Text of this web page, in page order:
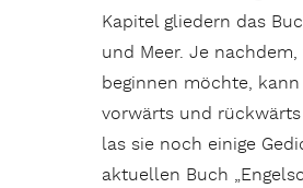
Kapitel gliedern das
und Meer. Je
beginnen möchte,
vorwärts und
las sie noch einige
aktuellen Buch